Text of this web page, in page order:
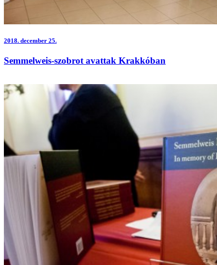
2018. december 25.
Semmelweis-szobrot avattak Krakkóban